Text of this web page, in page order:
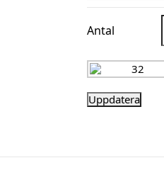
Antal